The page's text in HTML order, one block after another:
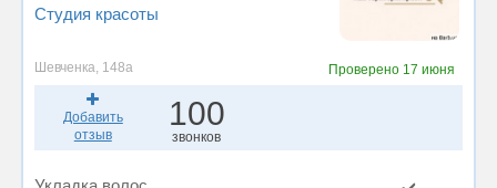
Студия красоты
Шевченка, 148а Проверено 17 июня
Добавить
отзыв
100
звонков